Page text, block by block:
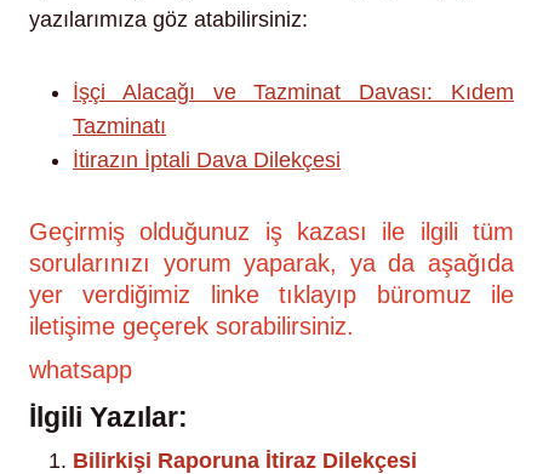
yazılarımıza göz atabilirsiniz:
İşçi Alacağı ve Tazminat Davası: Kıdem
Tazminatı
İtirazın İptali Dava Dilekçesi
Geçirmiş olduğunuz iş kazası ile ilgili tüm
sorularınızı yorum yaparak, ya da aşağıda
yer verdiğimiz linke tıklayıp büromuz ile
iletişime geçerek sorabilirsiniz.
whatsapp
İlgili Yazılar:
Bilirkişi Raporuna İtiraz Dilekçesi